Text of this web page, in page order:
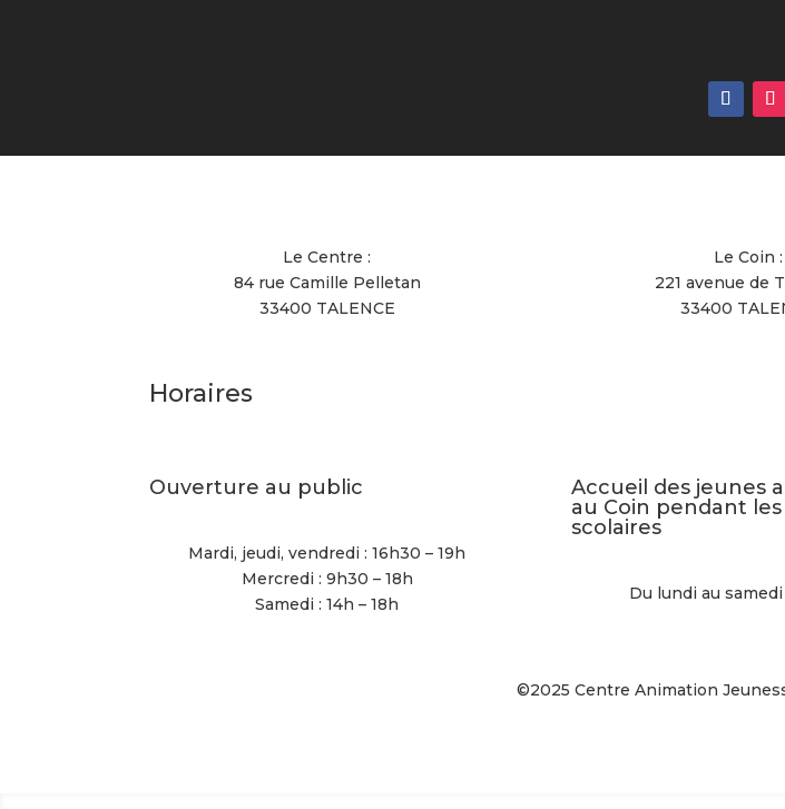
Le Centre :
84 rue Camille Pelletan
33400 TALENCE
Le Coin :
221 avenue de
33400
Horaires
Ouverture au public
Mardi, jeudi, vendredi : 16h30 – 19h
Mercredi : 9h30 – 18h
Samedi : 14h – 18h
Accueil des jeunes
au Coin pendant
scolaires
Du lundi au samedi
©2025 Centre Animation